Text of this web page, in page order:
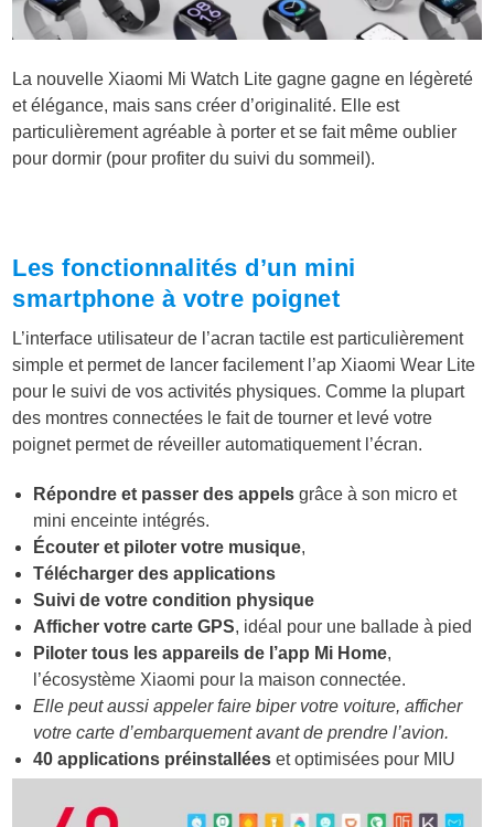
La nouvelle Xiaomi Mi Watch Lite gagne gagne en légèreté
et élégance, mais sans créer d’originalité. Elle est
particulièrement agréable à porter et se fait même oublier
pour dormir (pour profiter du suivi du sommeil).
Les fonctionnalités d’un mini
smartphone à votre poignet
L’interface utilisateur de l’acran tactile est particulièrement
simple et permet de lancer facilement l’ap Xiaomi Wear Lite
pour le suivi de vos activités physiques. Comme la plupart
des montres connectées le fait de tourner et levé votre
poignet permet de réveiller automatiquement l’écran.
Répondre et passer des appels grâce à son micro et
mini enceinte intégrés.
Écouter et piloter votre musique,
Télécharger des applications
Suivi de votre condition physique
Afficher votre carte GPS, idéal pour une ballade à pied
Piloter tous les appareils de l’app Mi Home,
l’écosystème Xiaomi pour la maison connectée.
Elle peut aussi appeler faire biper votre voiture, afficher
votre carte d’embarquement avant de prendre l’avion.
40 applications préinstalléeset optimisées pour MIU